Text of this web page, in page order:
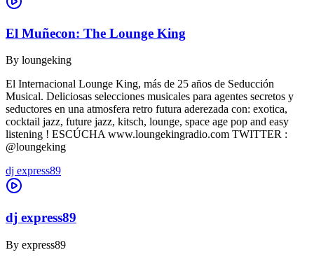
El Muñecon: The Lounge King
By loungeking
El Internacional Lounge King, más de 25 años de Seducción
Musical. Deliciosas selecciones musicales para agentes secretos y
seductores en una atmosfera retro futura aderezada con: exotica,
cocktail jazz, future jazz, kitsch, lounge, space age pop and easy
listening ! ESCÚCHA www.loungekingradio.com TWITTER :
@loungeking
dj express89
dj express89
By express89